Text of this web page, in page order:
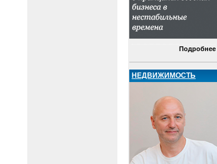
Подробнее
НЕДВИЖИМОСТЬ